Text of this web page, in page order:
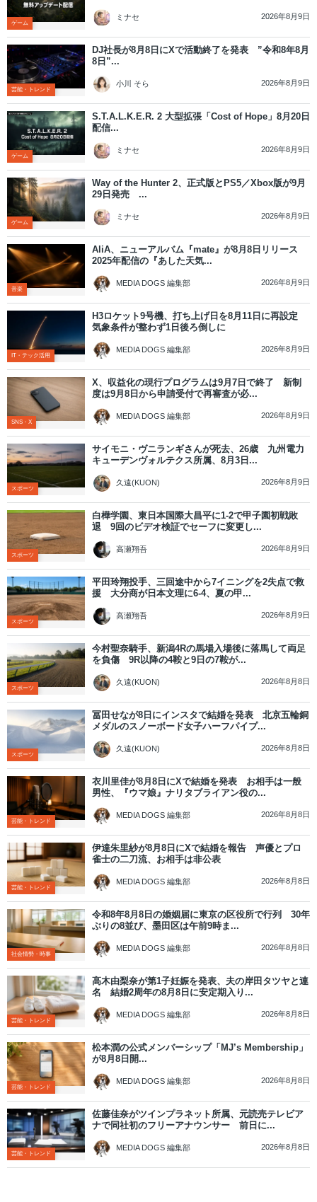
ゲーム
ミナセ 2026年8月9日
芸能・トレンド
DJ社長が8月8日にXで活動終了を発表 ”令和8年8月
8日”...
小川 そら 2026年8月9日
ゲーム
S.T.A.L.K.E.R. 2 大型拡張「Cost of Hope」8月20日
配信...
ミナセ 2026年8月9日
ゲーム
Way of the Hunter 2、正式版とPS5／Xbox版が9月
29日発売 ...
ミナセ 2026年8月9日
音楽
AliA、ニューアルバム『mate』が8月8日リリース
2025年配信の『あした天気...
MEDIA DOGS 編集部 2026年8月9日
IT・テック活用
H3ロケット9号機、打ち上げ日を8月11日に再設定
気象条件が整わず1日後ろ倒しに
MEDIA DOGS 編集部 2026年8月9日
SNS・X
X、収益化の現行プログラムは9月7日で終了 新制
度は9月8日から申請受付で再審査が必...
MEDIA DOGS 編集部 2026年8月9日
スポーツ
サイモニ・ヴニランギさんが死去、26歳 九州電力
キューデンヴォルテクス所属、8月3日...
久遠(KUON) 2026年8月9日
スポーツ
白樺学園、東日本国際大昌平に1-2で甲子園初戦敗
退 9回のビデオ検証でセーフに変更し...
高瀬翔吾 2026年8月9日
スポーツ
平田玲翔投手、三回途中から7イニングを2失点で救
援 大分商が日本文理に6-4、夏の甲...
高瀬翔吾 2026年8月9日
スポーツ
今村聖奈騎手、新潟4Rの馬場入場後に落馬して両足
を負傷 9R以降の4鞍と9日の7鞍が...
久遠(KUON) 2026年8月8日
スポーツ
冨田せなが8日にインスタで結婚を発表 北京五輪銅
メダルのスノーボード女子ハーフパイプ...
久遠(KUON) 2026年8月8日
芸能・トレンド
衣川里佳が8月8日にXで結婚を発表 お相手は一般
男性、『ウマ娘』ナリタブライアン役の...
MEDIA DOGS 編集部 2026年8月8日
芸能・トレンド
伊達朱里紗が8月8日にXで結婚を報告 声優とプロ
雀士の二刀流、お相手は非公表
MEDIA DOGS 編集部 2026年8月8日
社会情勢・時事
令和8年8月8日の婚姻届に東京の区役所で行列 30年
ぶりの8並び、墨田区は午前9時ま...
MEDIA DOGS 編集部 2026年8月8日
芸能・トレンド
高木由梨奈が第1子妊娠を発表、夫の岸田タツヤと連
名 結婚2周年の8月8日に安定期入り...
MEDIA DOGS 編集部 2026年8月8日
芸能・トレンド
松本潤の公式メンバーシップ「MJ’s Membership」
が8月8日開...
MEDIA DOGS 編集部 2026年8月8日
芸能・トレンド
佐藤佳奈がツインプラネット所属、元読売テレビア
ナで同社初のフリーアナウンサー 前日に...
MEDIA DOGS 編集部 2026年8月8日